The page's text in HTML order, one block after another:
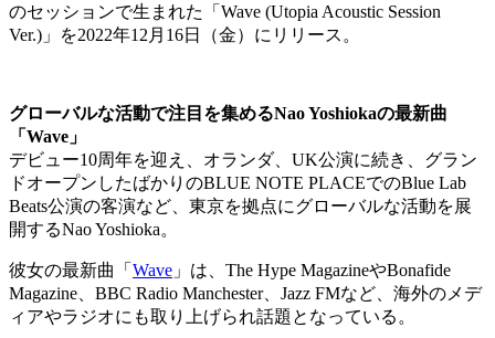
のセッションで生まれた「Wave (Utopia Acoustic Session
Ver.)」を2022年12月16日（金）にリリース。
グローバルな活動で注目を集めるNao Yoshiokaの最新曲
「Wave」
デビュー10周年を迎え、オランダ、UK公演に続き、グラン
ドオープンしたばかりのBLUE NOTE PLACEでのBlue Lab
Beats公演の客演など、東京を拠点にグローバルな活動を展
開するNao Yoshioka。
彼女の最新曲「 Wave 」は、The Hype MagazineやBonafide
Magazine、BBC Radio Manchester、Jazz FMなど、海外のメデ
ィアやラジオにも取り上げられ話題となっている。